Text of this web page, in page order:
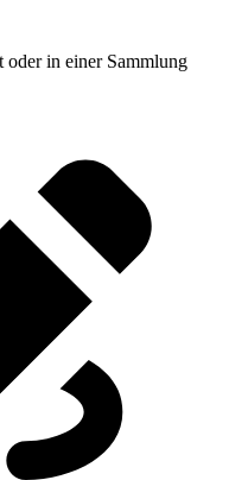
oder in einer Sammlung